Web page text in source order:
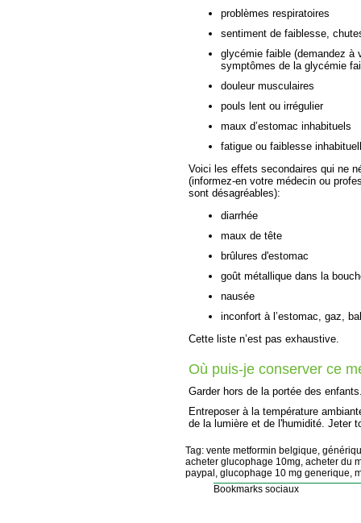
problèmes respiratoires
sentiment de faiblesse,
glycémie faible (demandez à
symptômes de la glycémie
douleur musculaires
pouls lent ou irrégulier
maux d’estomac inhabituels
fatigue ou faiblesse
Voici les effets secondaires qui ne
(informez-en votre médecin ou
sont désagréables):
diarrhée
maux de tête
brûlures d'estomac
goût métallique dans la
nausée
inconfort à l’estomac, gaz,
Cette liste n’est pas exhaustive.
Où puis-je conserver ce
Garder hors de la portée des
Entreposer à la température
de la lumière et de l'humidité. Jeter
Tag: vente metformin belgique,
acheter glucophage 10mg, acheter du
paypal, glucophage 10 mg generique,
Bookmarks sociaux